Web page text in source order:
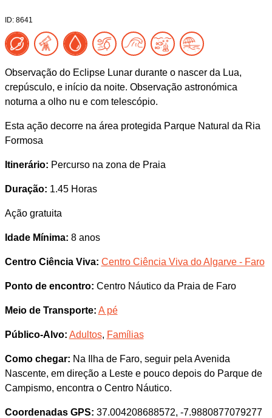
ID: 8641
Observação do Eclipse Lunar durante o nascer da Lua,
crepúsculo, e início da noite. Observação astronómica
noturna a olho nu e com telescópio.
Esta ação decorre na área protegida Parque Natural da Ria
Formosa
Itinerário: Percurso na zona de Praia
Duração: 1.45 Horas
Ação gratuita
Idade Mínima: 8 anos
Centro Ciência Viva: Centro Ciência Viva do Algarve - Faro
Ponto de encontro: Centro Náutico da Praia de Faro
Meio de Transporte: A pé
Público-Alvo: Adultos, Famílias
Como chegar: Na Ilha de Faro, seguir pela Avenida
Nascente, em direção a Leste e pouco depois do Parque de
Campismo, encontra o Centro Náutico.
Coordenadas GPS: 37.004208688572, -7.9880877079277